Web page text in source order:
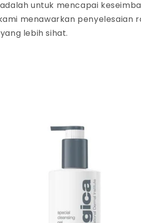
untuk mencapai
menawarkan
lebih sihat.